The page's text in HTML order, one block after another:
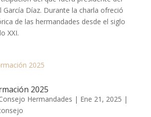
García Díaz. Durante la charla ofreció
de las hermandades desde el siglo
XXI.
2025
Hermandades | Ene 21, 2025 |